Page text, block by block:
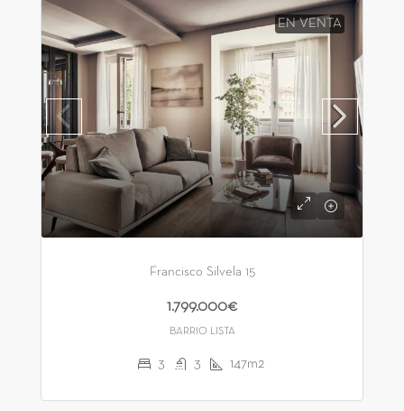
EN VENTA
Francisco Silvela 15
1.799.000€
BARRIO LISTA
3 3 147m2